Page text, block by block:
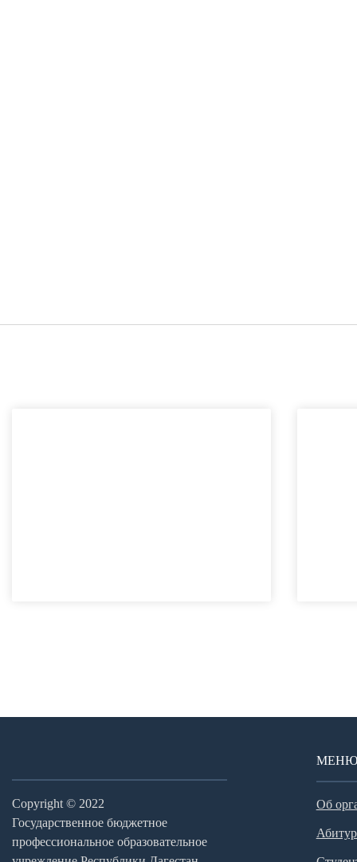
Copyright © 2022
Государственное бюджетное
профессиональное образовательное
МЕНЮ
Об